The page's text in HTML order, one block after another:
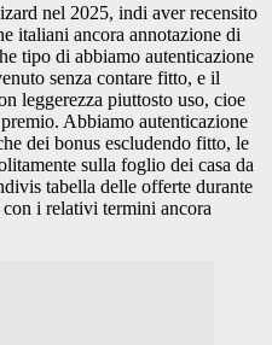
nel 2025, indi aver recensito
italiani ancora annotazione di
tipo di abbiamo autenticazione
senza contare fitto, e il
leggerezza piuttosto uso, cioe
Abbiamo autenticazione
dei bonus escludendo fitto, le
sulla foglio dei casa da
tabella delle offerte durante
i relativi termini ancora